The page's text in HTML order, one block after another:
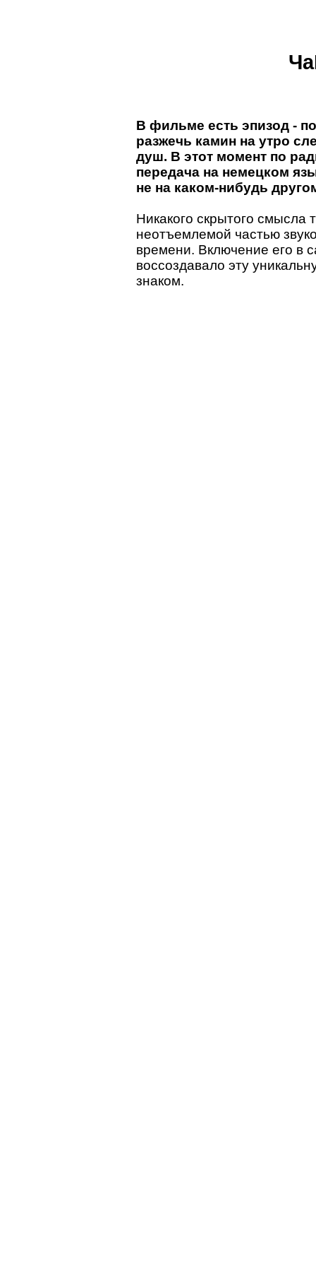
В фильме есть эпизод -
разжечь камин на утро
душ. В этот момент по
передача на немецком
не на каком-нибудь
Никакого скрытого смысла
неотъемлемой частью
времени. Включение его в
воссоздавало эту
знаком.